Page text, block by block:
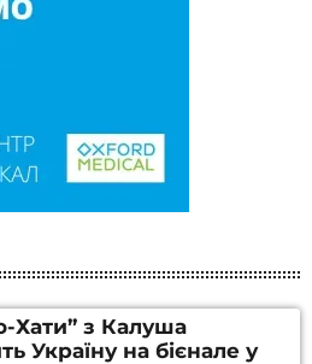
Хати” з Калуша
Україну на бієнале у